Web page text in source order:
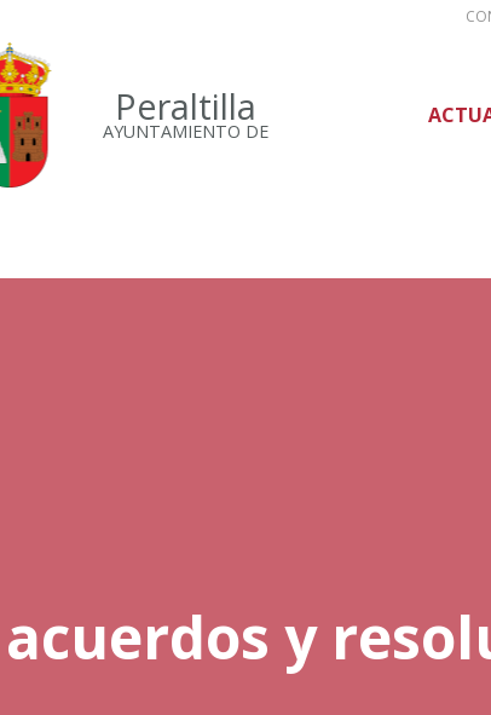
Peraltilla
AYUNTAMIENTO DE
y